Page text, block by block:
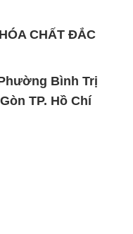
CHẤT ĐẮC
Bình Trị
TP. Hồ Chí